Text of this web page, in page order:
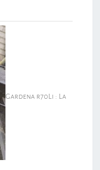
Gardena r70Li : La